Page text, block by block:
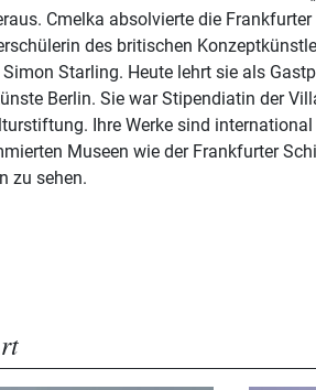
Cmelka absolvierte die Frankfurter
des britischen
Simon Starling. Heute lehrt sie als
Berlin. Sie war Stipendiatin der
Ihre Werke sind
Museen wie der Frankfurter
zu sehen.